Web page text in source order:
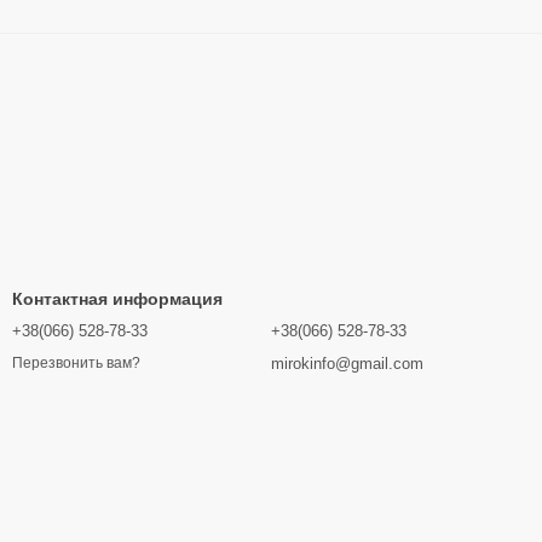
Контактная информация
+38(066) 528-78-33
Перезвонить вам?
+38(066) 528-78-33
mirokinfo@gmail.com